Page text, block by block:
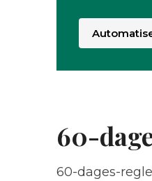
60-
60-dages-